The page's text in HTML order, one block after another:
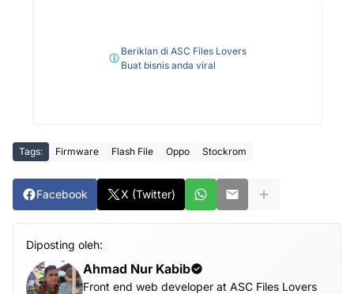
Beriklan di ASC Files Lovers
Buat bisnis anda viral
Tags: Firmware Flash File Oppo Stockrom
Facebook X (Twitter)
Diposting oleh:
Ahmad Nur Kabib
Front end web developer at ASC Files Lovers